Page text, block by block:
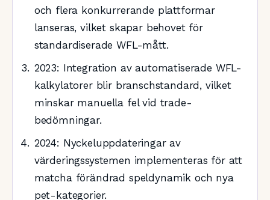
och flera konkurrerande plattformar
lanseras, vilket skapar behovet för
standardiserade WFL-mått.
2023: Integration av automatiserade WFL-
kalkylatorer blir branschstandard, vilket
minskar manuella fel vid trade-
bedömningar.
2024: Nyckeluppdateringar av
värderingssystemen implementeras för att
matcha förändrad speldynamik och nya
pet-kategorier.